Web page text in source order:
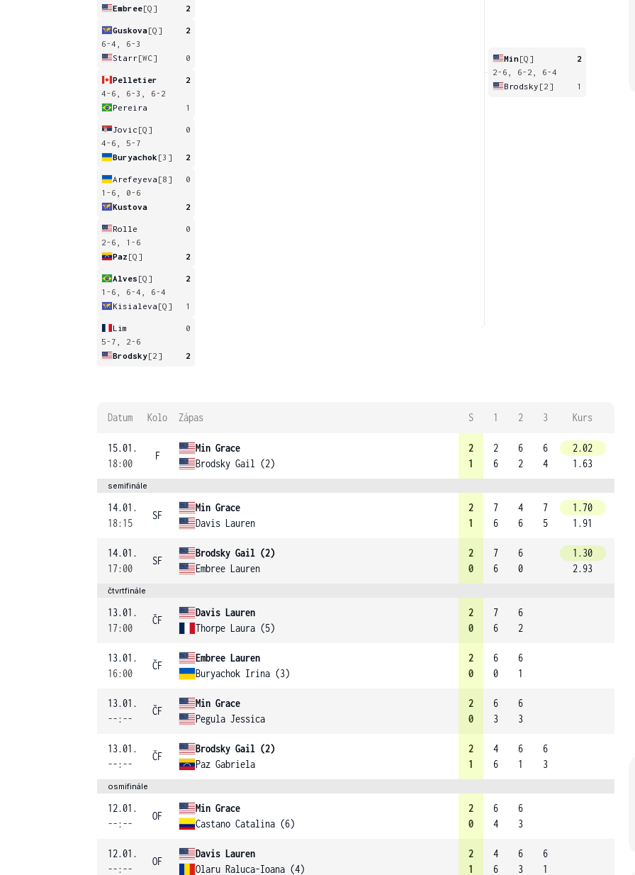
Embree[Q] 2
Guskova[Q]
2
6-4, 6-3
Starr[WC] 0
Pelletier
2
4-6, 6-3, 6-2
Pereira
1
Jovic [Q]
0
4-6, 5-7
Buryachok [3] 2
Arefeyeva [8]
0
1-6, 0-6
Kustova
2
Rolle
0
2-6, 1-6
Paz [Q] 2
Alves [Q]
2
1-6, 6-4, 6-4
Kisialeva [Q] 1
Lim
0
5-7, 2-6
Brodsky[2] 2
Min[Q]
2
2-6, 6-2, 6-4
Brodsky [2] 1
Datum Kolo Zápas S 1 2 3 Kurs
15.01.
18:00
F
Min Grace
Brodsky Gail (2)
2
1
2
6
6
2
6
4
2.02
1.63
semifinále
14.01.
18:15
SF
Min Grace
Davis Lauren
2
1
7
6
4
6
7
5
1.70
1.91
14.01.
17:00
SF
Brodsky Gail (2)
Embree Lauren
2
0
7
6
6
0
1.30
2.93
čtvrtfinále
13.01.
17:00
ČF
Davis Lauren
Thorpe Laura (5)
2
0
7
6
6
2
13.01.
16:00
ČF
Embree Lauren
Buryachok Irina (3)
2
0
6
0
6
1
13.01.
--:--
ČF
Min Grace
Pegula Jessica
2
0
6
3
6
3
13.01.
--:--
ČF
Brodsky Gail (2)
Paz Gabriela
2
1
4
6
6
1
6
3
osmifinále
12.01.
--:--
OF
Min Grace
Castano Catalina (6)
2
0
6
4
6
3
12.01.
--:--
OF
Davis Lauren
Olaru Raluca-Ioana (4)
2
1
4
6
6
3
6
1